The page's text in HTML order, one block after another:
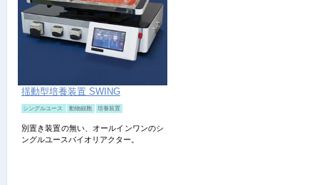
揺動型培養装置 SWING
シングルユース 動物細胞 培養装置
別置き装置の無い、オールインワンのシ
ングルユースバイオリアクター。